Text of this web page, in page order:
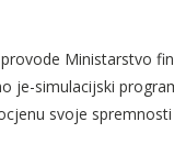
Ministarstvo
je-simulacijski
svoje